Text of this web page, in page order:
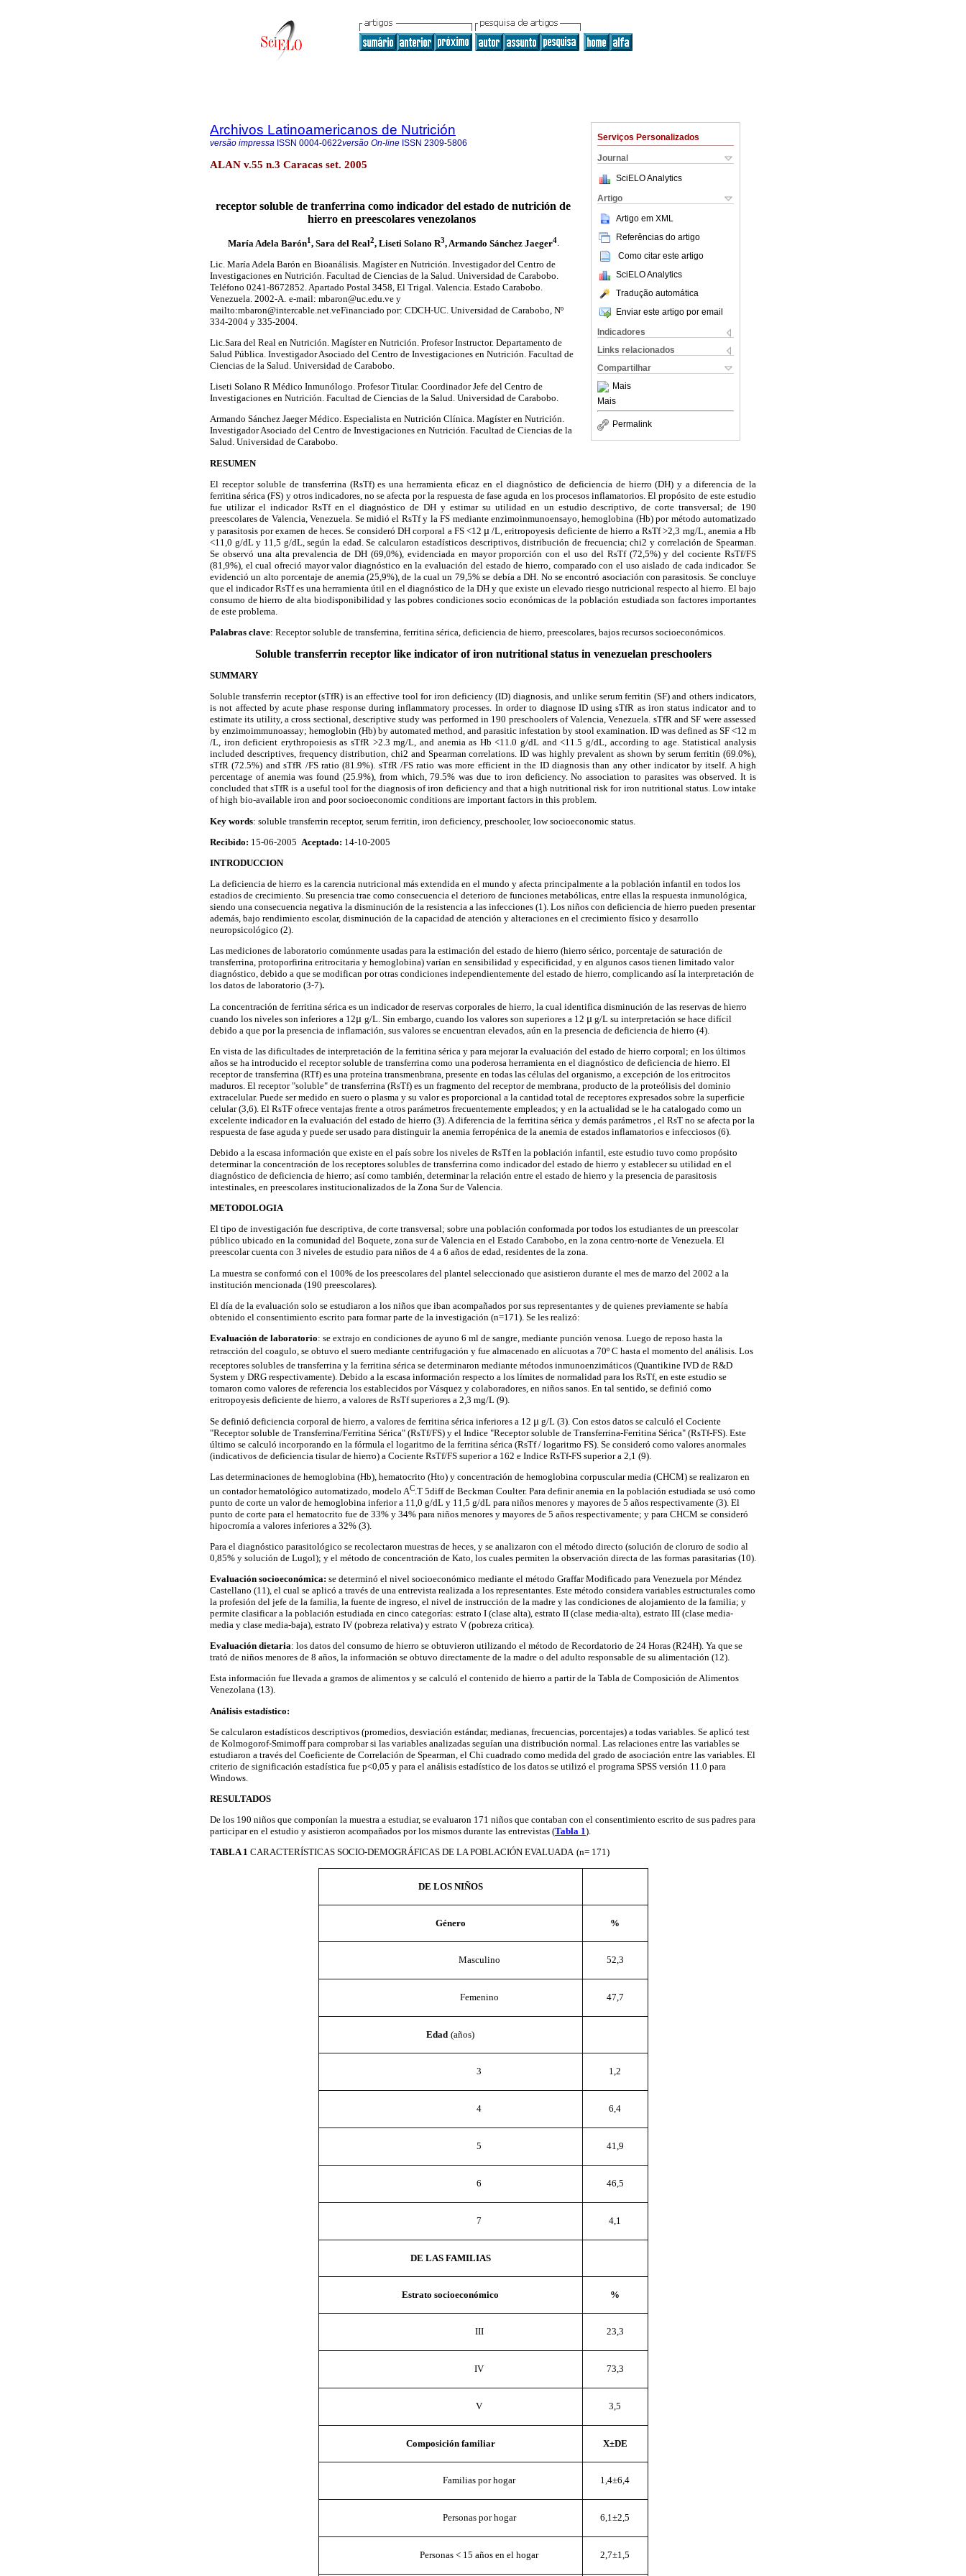
Serviços Personalizados
Journal
SciELO Analytics
Artigo
Artigo em XML
Referências do artigo
Como citar este artigo
SciELO Analytics
Tradução automática
Enviar este artigo por email
Indicadores
Links relacionados
Compartilhar
Mais
Mais
Permalink
Archivos Latinoamericanos de Nutrición
versão impressa ISSN 0004-0622versão On-line ISSN 2309-5806
ALAN v.55 n.3 Caracas set. 2005
receptor soluble de tranferrina como indicador del estado de nutrición de
hierro en preescolares venezolanos
María Adela Barón1, Sara del Real2, Liseti Solano R3, Armando Sánchez Jaeger4.
Lic. María Adela Barón en Bioanálisis. Magíster en Nutrición. Investigador del Centro de
Investigaciones en Nutrición. Facultad de Ciencias de la Salud. Universidad de Carabobo.
Teléfono 0241-8672852. Apartado Postal 3458, El Trigal. Valencia. Estado Carabobo.
Venezuela. 2002-A. e-mail: mbaron@uc.edu.ve y
mailto:mbaron@intercable.net.veFinanciado por: CDCH-UC. Universidad de Carabobo, Nº
334-2004 y 335-2004.
Lic.Sara del Real en Nutrición. Magíster en Nutrición. Profesor Instructor. Departamento de
Salud Pública. Investigador Asociado del Centro de Investigaciones en Nutrición. Facultad de
Ciencias de la Salud. Universidad de Carabobo.
Liseti Solano R Médico Inmunólogo. Profesor Titular. Coordinador Jefe del Centro de
Investigaciones en Nutrición. Facultad de Ciencias de la Salud. Universidad de Carabobo.
Armando Sánchez Jaeger Médico. Especialista en Nutrición Clínica. Magíster en Nutrición.
Investigador Asociado del Centro de Investigaciones en Nutrición. Facultad de Ciencias de la
Salud. Universidad de Carabobo.
RESUMEN
El receptor soluble de transferrina (RsTf) es una herramienta eficaz en el diagnóstico de deficiencia de hierro (DH) y a diferencia de la
ferritina sérica (FS) y otros indicadores, no se afecta por la respuesta de fase aguda en los procesos inflamatorios. El propósito de este estudio
fue utilizar el indicador RsTf en el diagnóstico de DH y estimar su utilidad en un estudio descriptivo, de corte transversal; de 190
preescolares de Valencia, Venezuela. Se midió el RsTf y la FS mediante enzimoinmunoensayo, hemoglobina (Hb) por método automatizado
y parasitosis por examen de heces. Se consideró DH corporal a FS <12 μ /L, eritropoyesis deficiente de hierro a RsTf >2,3 mg/L, anemia a Hb
<11,0 g/dL y 11,5 g/dL, según la edad. Se calcularon estadísticos descriptivos, distribución de frecuencia; chi2 y correlación de Spearman.
Se observó una alta prevalencia de DH (69,0%), evidenciada en mayor proporción con el uso del RsTf (72,5%) y del cociente RsTf/FS
(81,9%), el cual ofreció mayor valor diagnóstico en la evaluación del estado de hierro, comparado con el uso aislado de cada indicador. Se
evidenció un alto porcentaje de anemia (25,9%), de la cual un 79,5% se debía a DH. No se encontró asociación con parasitosis. Se concluye
que el indicador RsTf es una herramienta útil en el diagnóstico de la DH y que existe un elevado riesgo nutricional respecto al hierro. El bajo
consumo de hierro de alta biodisponibilidad y las pobres condiciones socio económicas de la población estudiada son factores importantes
de este problema.
Palabras clave: Receptor soluble de transferrina, ferritina sérica, deficiencia de hierro, preescolares, bajos recursos socioeconómicos.
Soluble transferrin receptor like indicator of iron nutritional status in venezuelan preschoolers
SUMMARY
Soluble transferrin receptor (sTfR) is an effective tool for iron deficiency (ID) diagnosis, and unlike serum ferritin (SF) and others indicators,
is not affected by acute phase response during inflammatory processes. In order to diagnose ID using sTfR as iron status indicator and to
estimate its utility, a cross sectional, descriptive study was performed in 190 preschoolers of Valencia, Venezuela. sTfR and SF were assessed
by enzimoimmunoassay; hemoglobin (Hb) by automated method, and parasitic infestation by stool examination. ID was defined as SF <12 m
/L, iron deficient erythropoiesis as sTfR >2.3 mg/L, and anemia as Hb <11.0 g/dL and <11.5 g/dL, according to age. Statistical analysis
included descriptives, frequency distribution, chi2 and Spearman correlations. ID was highly prevalent as shown by serum ferritin (69.0%),
sTfR (72.5%) and sTfR /FS ratio (81.9%). sTfR /FS ratio was more efficient in the ID diagnosis than any other indicator by itself. A high
percentage of anemia was found (25.9%), from which, 79.5% was due to iron deficiency. No association to parasites was observed. It is
concluded that sTfR is a useful tool for the diagnosis of iron deficiency and that a high nutritional risk for iron nutritional status. Low intake
of high bio-available iron and poor socioeconomic conditions are important factors in this problem.
Key words: soluble transferrin receptor, serum ferritin, iron deficiency, preschooler, low socioeconomic status.
Recibido: 15-06-2005 Aceptado: 14-10-2005
INTRODUCCION
La deficiencia de hierro es la carencia nutricional más extendida en el mundo y afecta principalmente a la población infantil en todos los
estadios de crecimiento. Su presencia trae como consecuencia el deterioro de funciones metabólicas, entre ellas la respuesta inmunológica,
siendo una consecuencia negativa la disminución de la resistencia a las infecciones (1). Los niños con deficiencia de hierro pueden presentar
además, bajo rendimiento escolar, disminución de la capacidad de atención y alteraciones en el crecimiento físico y desarrollo
neuropsicológico (2).
Las mediciones de laboratorio comúnmente usadas para la estimación del estado de hierro (hierro sérico, porcentaje de saturación de
transferrina, protoporfirina eritrocitaria y hemoglobina) varían en sensibilidad y especificidad, y en algunos casos tienen limitado valor
diagnóstico, debido a que se modifican por otras condiciones independientemente del estado de hierro, complicando así la interpretación de
los datos de laboratorio (3-7).
La concentración de ferritina sérica es un indicador de reservas corporales de hierro, la cual identifica disminución de las reservas de hierro
cuando los niveles son inferiores a 12μ g/L. Sin embargo, cuando los valores son superiores a 12 μ g/L su interpretación se hace difícil
debido a que por la presencia de inflamación, sus valores se encuentran elevados, aún en la presencia de deficiencia de hierro (4).
En vista de las dificultades de interpretación de la ferritina sérica y para mejorar la evaluación del estado de hierro corporal; en los últimos
años se ha introducido el receptor soluble de transferrina como una poderosa herramienta en el diagnóstico de deficiencia de hierro. El
receptor de transferrina (RTf) es una proteína transmenbrana, presente en todas las células del organismo, a excepción de los eritrocitos
maduros. El receptor "soluble" de transferrina (RsTf) es un fragmento del receptor de membrana, producto de la proteólisis del dominio
extracelular. Puede ser medido en suero o plasma y su valor es proporcional a la cantidad total de receptores expresados sobre la superficie
celular (3,6). El RsTF ofrece ventajas frente a otros parámetros frecuentemente empleados; y en la actualidad se le ha catalogado como un
excelente indicador en la evaluación del estado de hierro (3). A diferencia de la ferritina sérica y demás parámetros , el RsT no se afecta por la
respuesta de fase aguda y puede ser usado para distinguir la anemia ferropénica de la anemia de estados inflamatorios e infecciosos (6).
Debido a la escasa información que existe en el país sobre los niveles de RsTf en la población infantil, este estudio tuvo como propósito
determinar la concentración de los receptores solubles de transferrina como indicador del estado de hierro y establecer su utilidad en el
diagnóstico de deficiencia de hierro; así como también, determinar la relación entre el estado de hierro y la presencia de parasitosis
intestinales, en preescolares institucionalizados de la Zona Sur de Valencia.
METODOLOGIA
El tipo de investigación fue descriptiva, de corte transversal; sobre una población conformada por todos los estudiantes de un preescolar
público ubicado en la comunidad del Boquete, zona sur de Valencia en el Estado Carabobo, en la zona centro-norte de Venezuela. El
preescolar cuenta con 3 niveles de estudio para niños de 4 a 6 años de edad, residentes de la zona.
La muestra se conformó con el 100% de los preescolares del plantel seleccionado que asistieron durante el mes de marzo del 2002 a la
institución mencionada (190 preescolares).
El día de la evaluación solo se estudiaron a los niños que iban acompañados por sus representantes y de quienes previamente se había
obtenido el consentimiento escrito para formar parte de la investigación (n=171). Se les realizó:
Evaluación de laboratorio: se extrajo en condiciones de ayuno 6 ml de sangre, mediante punción venosa. Luego de reposo hasta la
retracción del coagulo, se obtuvo el suero mediante centrifugación y fue almacenado en alícuotas a 70º C hasta el momento del análisis. Los
receptores solubles de transferrina y la ferritina sérica se determinaron mediante métodos inmunoenzimáticos (Quantikine IVD de R&D
System y DRG respectivamente). Debido a la escasa información respecto a los límites de normalidad para los RsTf, en este estudio se
tomaron como valores de referencia los establecidos por Vásquez y colaboradores, en niños sanos. En tal sentido, se definió como
eritropoyesis deficiente de hierro, a valores de RsTf superiores a 2,3 mg/L (9).
Se definió deficiencia corporal de hierro, a valores de ferritina sérica inferiores a 12 μ g/L (3). Con estos datos se calculó el Cociente
"Receptor soluble de Transferrina/Ferritina Sérica" (RsTf/FS) y el Indice "Receptor soluble de Transferrina-Ferritina Sérica" (RsTf-FS). Este
último se calculó incorporando en la fórmula el logaritmo de la ferritina sérica (RsTf / logaritmo FS). Se consideró como valores anormales
(indicativos de deficiencia tisular de hierro) a Cociente RsTf/FS superior a 162 e Indice RsTf-FS superior a 2,1 (9).
Las determinaciones de hemoglobina (Hb), hematocrito (Hto) y concentración de hemoglobina corpuscular media (CHCM) se realizaron en
un contador hematológico automatizado, modelo AC .T 5diff de Beckman Coulter. Para definir anemia en la población estudiada se usó como
punto de corte un valor de hemoglobina inferior a 11,0 g/dL y 11,5 g/dL para niños menores y mayores de 5 años respectivamente (3). El
punto de corte para el hematocrito fue de 33% y 34% para niños menores y mayores de 5 años respectivamente; y para CHCM se consideró
hipocromía a valores inferiores a 32% (3).
Para el diagnóstico parasitológico se recolectaron muestras de heces, y se analizaron con el método directo (solución de cloruro de sodio al
0,85% y solución de Lugol); y el método de concentración de Kato, los cuales permiten la observación directa de las formas parasitarias (10).
Evaluación socioeconómica: se determinó el nivel socioeconómico mediante el método Graffar Modificado para Venezuela por Méndez
Castellano (11), el cual se aplicó a través de una entrevista realizada a los representantes. Este método considera variables estructurales como
la profesión del jefe de la familia, la fuente de ingreso, el nivel de instrucción de la madre y las condiciones de alojamiento de la familia; y
permite clasificar a la población estudiada en cinco categorías: estrato I (clase alta), estrato II (clase media-alta), estrato III (clase media-
media y clase media-baja), estrato IV (pobreza relativa) y estrato V (pobreza critica).
Evaluación dietaria: los datos del consumo de hierro se obtuvieron utilizando el método de Recordatorio de 24 Horas (R24H). Ya que se
trató de niños menores de 8 años, la información se obtuvo directamente de la madre o del adulto responsable de su alimentación (12).
Esta información fue llevada a gramos de alimentos y se calculó el contenido de hierro a partir de la Tabla de Composición de Alimentos
Venezolana (13).
Análisis estadístico:
Se calcularon estadísticos descriptivos (promedios, desviación estándar, medianas, frecuencias, porcentajes) a todas variables. Se aplicó test
de Kolmogorof-Smirnoff para comprobar si las variables analizadas seguían una distribución normal. Las relaciones entre las variables se
estudiaron a través del Coeficiente de Correlación de Spearman, el Chi cuadrado como medida del grado de asociación entre las variables. El
criterio de significación estadística fue p<0,05 y para el análisis estadístico de los datos se utilizó el programa SPSS versión 11.0 para
Windows.
RESULTADOS
De los 190 niños que componían la muestra a estudiar, se evaluaron 171 niños que contaban con el consentimiento escrito de sus padres para
participar en el estudio y asistieron acompañados por los mismos durante las entrevistas (Tabla 1).
TABLA 1 CARACTERÍSTICAS SOCIO-DEMOGRÁFICAS DE LA POBLACIÓN EVALUADA (n= 171)
DE LOS NIÑOS
Género %
Masculino 52,3
Femenino 47,7
Edad (años)
3 1,2
4 6,4
5 41,9
6 46,5
7 4,1
DE LAS FAMILIAS
Estrato socioeconómico %
III 23,3
IV 73,3
V 3,5
Composición familiar X±DE
Familias por hogar 1,4±6,4
Personas por hogar 6,1±2,5
Personas < 15 años en el hogar 2,7±1,5